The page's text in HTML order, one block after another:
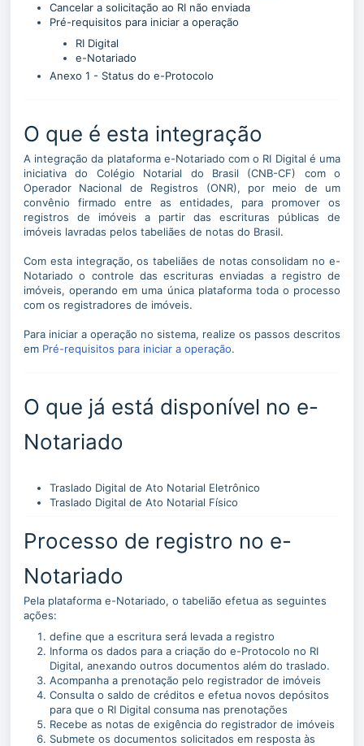
Cancelar a solicitação ao RI não enviada
Pré-requisitos para iniciar a operação
RI Digital
e-Notariado
Anexo 1 - Status do e-Protocolo
O que é esta integração
A integração da plataforma e-Notariado com o RI Digital é uma
iniciativa do Colégio Notarial do Brasil (CNB-CF) com o
Operador Nacional de Registros (ONR), por meio de um
convênio firmado entre as entidades, para promover os
registros de imóveis a partir das escrituras públicas de
imóveis lavradas pelos tabeliães de notas do Brasil.
Com esta integração, os tabeliães de notas consolidam no e-
Notariado o controle das escrituras enviadas a registro de
imóveis, operando em uma única plataforma toda o processo
com os registradores de imóveis.
Para iniciar a operação no sistema, realize os passos descritos
em Pré-requisitos para iniciar a operação.
O que já está disponível no e-
Notariado
Traslado Digital de Ato Notarial Eletrônico
Traslado Digital de Ato Notarial Físico
Processo de registro no e-
Notariado
Pela plataforma e-Notariado, o tabelião efetua as seguintes
ações:
define que a escritura será levada a registro
Informa os dados para a criação do e-Protocolo no RI
Digital, anexando outros documentos além do traslado.
Acompanha a prenotação pelo registrador de imóveis
Consulta o saldo de créditos e efetua novos depósitos
para que o RI Digital consuma nas prenotações
Recebe as notas de exigência do registrador de imóveis
Submete os documentos solicitados em resposta às